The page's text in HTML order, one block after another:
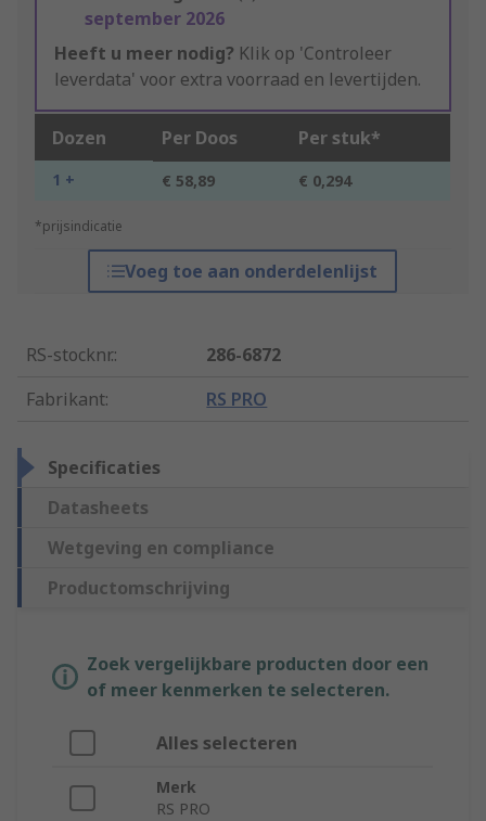
september 2026
Heeft u meer nodig? Klik op 'Controleer
leverdata' voor extra voorraad en levertijden.
Dozen Per Doos Per stuk*
1 + € 58,89 € 0,294
*prijsindicatie
Voeg toe aan onderdelenlijst
RS-stocknr.:
286-6872
Fabrikant: RS PRO
Specificaties
Datasheets
Wetgeving en compliance
Productomschrijving
Zoek vergelijkbare producten door een
of meer kenmerken te selecteren.
Alles selecteren
Merk
RS PRO